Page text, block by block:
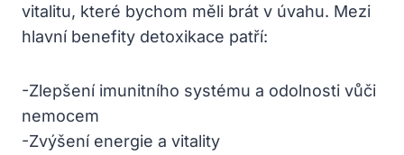
vitalitu, které bychom měli brát v úvahu. Mezi
hlavní benefity detoxikace patří:
-Zlepšení imunitního systému a odolnosti vůči
nemocem
-Zvýšení energie a vitality